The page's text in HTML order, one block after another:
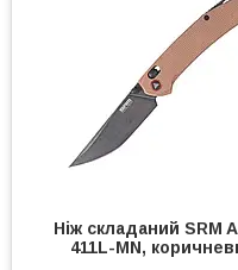
Ніж складаний SRM
411L-MN,